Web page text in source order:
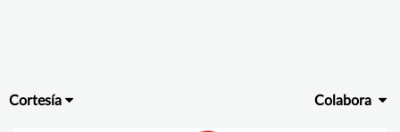
Cortesía Colabora